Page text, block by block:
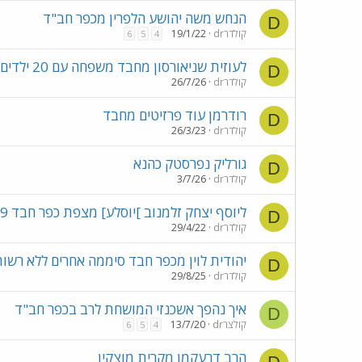
D הנחש משה יהושע הלפרין מכפר חב"ד
drקולדר 19/1/22
4
5
6
D לעוזית שניאורסון מחבד משפחה עם 20 ילדים
drקולדר 26/7/26
D רודרמן עוד פרזיטים מחבד
drקולדר 26/3/23
D גורליק נפרסטק כהנא
drקולדר 3/7/26
D ליוסף יצחק זלמנוב ]יוסלע] מצפת כפר חבד 19+ילדים
drקולדר 29/4/22
D יהודית לוין מכפר חבד סיממה אחרים ללא
drקולדר 29/8/25
D איך נהפך אשכנזי המושחת לרב בכפר חב"ד
drקולצר 13/7/20
4
5
6
הרב דרעקמן מקרית מוצקין